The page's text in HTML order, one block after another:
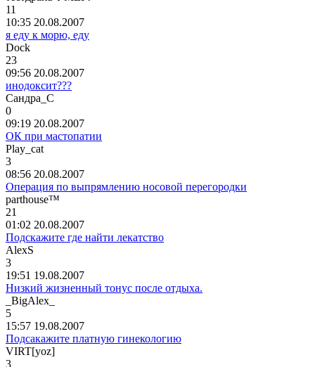
11
10:35 20.08.2007
я еду к морю, еду
Dock
23
09:56 20.08.2007
инодоксит???
Сандра С
0
09:19 20.08.2007
ОК при мастопатии
Play_cat
3
08:56 20.08.2007
Операция по выпрямлению носовой перегородки
parthouse™
21
01:02 20.08.2007
Подскажите где найти лекатство
AlexS
3
19:51 19.08.2007
Низкий жизненный тонус после отдыха.
_BigAlex_
5
15:57 19.08.2007
Подсакажите платную гинекологию
VIRT[yoz]
3